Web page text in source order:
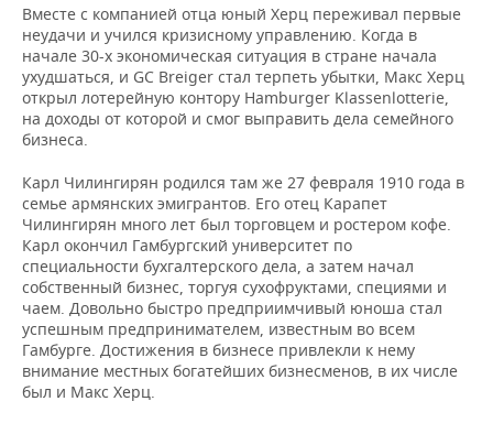
Вместе с компанией отца юный Херц переживал первые
неудачи и учился кризисному управлению. Когда в
начале 30-х экономическая ситуация в стране начала
ухудшаться, и GC Breiger стал терпеть убытки, Макс Херц
открыл лотерейную контору Hamburger Klassenlotterie,
на доходы от которой и смог выправить дела семейного
бизнеса.
Карл Чилингирян родился там же 27 февраля 1910 года в
семье армянских эмигрантов. Его отец Карапет
Чилингирян много лет был торговцем и ростером кофе.
Карл окончил Гамбургский университет по
специальности бухгалтерского дела, а затем начал
собственный бизнес, торгуя сухофруктами, специями и
чаем. Довольно быстро предприимчивый юноша стал
успешным предпринимателем, известным во всем
Гамбурге. Достижения в бизнесе привлекли к нему
внимание местных богатейших бизнесменов, в их числе
был и Макс Херц.